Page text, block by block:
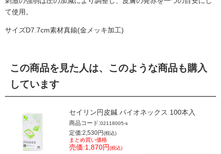
て使用。
サイズD7.7cm素材真鍮(金メッキ加工)
この商品を見た人は、このような商品も購入
しています
セイリン円皮鍼 パイオネックス 100本入
商品コード:02118005-s
定価:2,530円(税込)
まとめ買い価格
売価:1,870円(税込)